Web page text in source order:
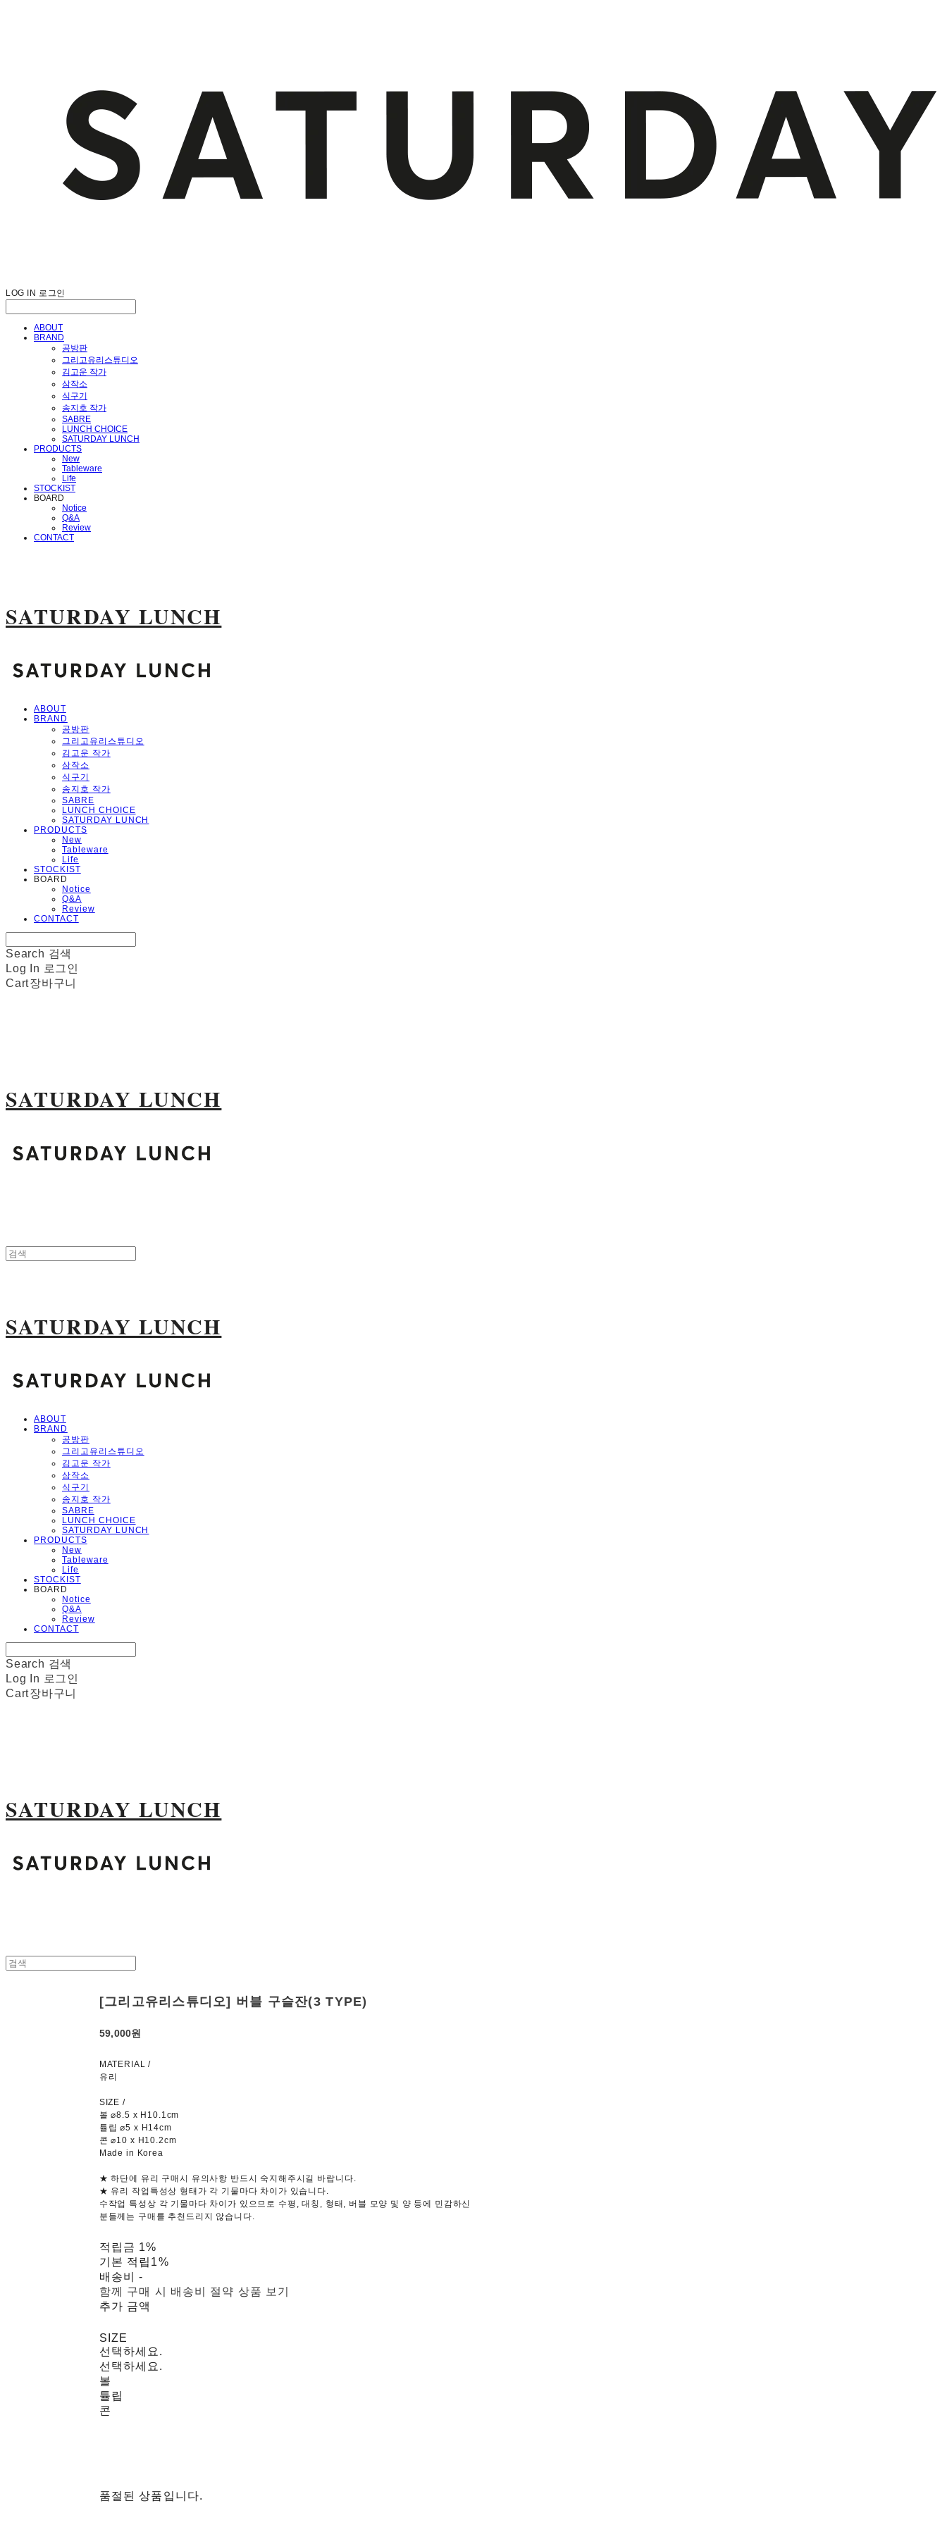
LOG IN 로그인
ABOUT
BRAND
공방판
그리고유리스튜디오
김고운 작가
삼작소
식구기
송지호 작가
SABRE
LUNCH CHOICE
SATURDAY LUNCH
PRODUCTS
New
Tableware
Life
STOCKIST
BOARD
Notice
Q&A
Review
CONTACT
SATURDAY LUNCH
ABOUT
BRAND
공방판
그리고유리스튜디오
김고운 작가
삼작소
식구기
송지호 작가
SABRE
LUNCH CHOICE
SATURDAY LUNCH
PRODUCTS
New
Tableware
Life
STOCKIST
BOARD
Notice
Q&A
Review
CONTACT
Search 검색
Log In 로그인
Cart장바구니
SATURDAY LUNCH
SATURDAY LUNCH
ABOUT
BRAND
공방판
그리고유리스튜디오
김고운 작가
삼작소
식구기
송지호 작가
SABRE
LUNCH CHOICE
SATURDAY LUNCH
PRODUCTS
New
Tableware
Life
STOCKIST
BOARD
Notice
Q&A
Review
CONTACT
Search 검색
Log In 로그인
Cart장바구니
SATURDAY LUNCH
[그리고유리스튜디오] 버블 구슬잔(3 TYPE)
59,000원
MATERIAL /
유리
SIZE /
볼 ⌀8.5 x H10.1cm
튤립 ⌀5 x H14cm
콘 ⌀10 x H10.2cm
Made in Korea
★ 하단에 유리 구매시 유의사항 반드시 숙지해주시길 바랍니다.
★ 유리 작업특성상 형태가 각 기물마다 차이가 있습니다.
수작업 특성상 각 기물마다 차이가 있으므로 수평, 대칭, 형태, 버블 모양 및 양 등에 민감하신
분들께는 구매를 추천드리지 않습니다.
적립금 1%
기본 적립 1%
배송비-
함께 구매 시 배송비 절약 상품 보기
추가 금액
SIZE
선택하세요.
선택하세요.
볼
튤립
콘
품절된 상품입니다.